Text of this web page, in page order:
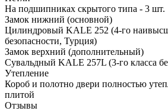
На подшипниках скрытого типа - 3 шт.
Замок нижний (основной)
Цилиндровый KALE 252 (4-го
безопасности, Турция)
Замок верхний (дополнительный)
Сувальдный KALE 257L (3-го класса
Утепление
Короб и полотно двери полностью
плитой
Отзывы